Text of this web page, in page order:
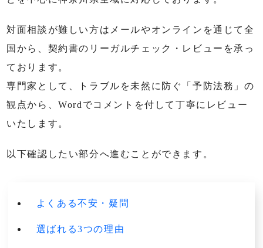
対面相談が難しい方はメールやオンラインを通じて全
国から、契約書のリーガルチェック・レビューを承っ
ております。
専門家として、トラブルを未然に防ぐ「予防法務」の
観点から、Wordでコメントを付して丁寧にレビュー
いたします。
以下確認したい部分へ進むことができます。
よくある不安・疑問
選ばれる3つの理由